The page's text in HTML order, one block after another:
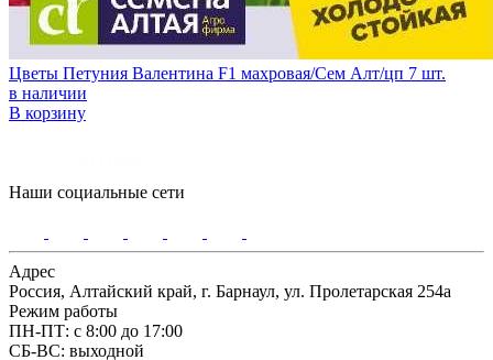
Цветы Петуния Валентина F1 махровая/Сем Алт/цп 7 шт.
в наличии
В корзину
Наши социальные сети
Адрес
Россия, Алтайский край, г. Барнаул, ул. Пролетарская 254а
Режим работы
ПН-ПТ: с 8:00 до 17:00
СБ-ВС: выходной